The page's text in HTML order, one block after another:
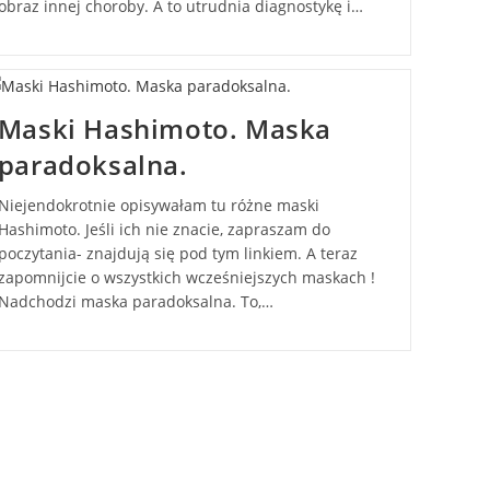
innej choroby. A to utrudnia diagnostykę i…
Maski Hashimoto. Maska
paradoksalna.
Niejendokrotnie opisywałam tu różne maski
Hashimoto. Jeśli ich nie znacie, zapraszam do
poczytania- znajdują się pod tym linkiem. A teraz
o wszystkich wcześniejszych maskach !
Nadchodzi maska paradoksalna. To,…